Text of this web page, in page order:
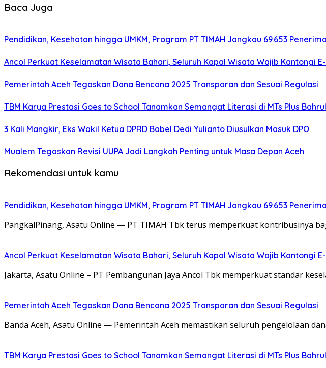
Baca Juga
Pendidikan, Kesehatan hingga UMKM, Program PT TIMAH Jangkau 69.653
Ancol Perkuat Keselamatan Wisata Bahari, Seluruh Kapal Wisata Wajib Kantongi
Pemerintah Aceh Tegaskan Dana Bencana 2025 Transparan dan Sesuai Regulasi
TBM Karya Prestasi Goes to School Tanamkan Semangat Literasi di MTs Plus
3 Kali Mangkir, Eks Wakil Ketua DPRD Babel Dedi Yulianto Diusulkan Masuk DPO
Mualem Tegaskan Revisi UUPA Jadi Langkah Penting untuk Masa Depan Aceh
Rekomendasi untuk kamu
Pendidikan, Kesehatan hingga UMKM, Program PT TIMAH Jangkau 69.653
PangkalPinang, Asatu Online — PT TIMAH Tbk terus memperkuat kontribusinya
Ancol Perkuat Keselamatan Wisata Bahari, Seluruh Kapal Wisata Wajib Kantongi
Jakarta, Asatu Online – PT Pembangunan Jaya Ancol Tbk memperkuat standar
Pemerintah Aceh Tegaskan Dana Bencana 2025 Transparan dan Sesuai Regulasi
Banda Aceh, Asatu Online — Pemerintah Aceh memastikan seluruh pengelolaan
TBM Karya Prestasi Goes to School Tanamkan Semangat Literasi di MTs Plus